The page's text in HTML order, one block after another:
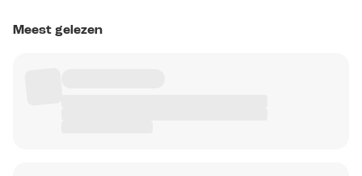
Meest gelezen